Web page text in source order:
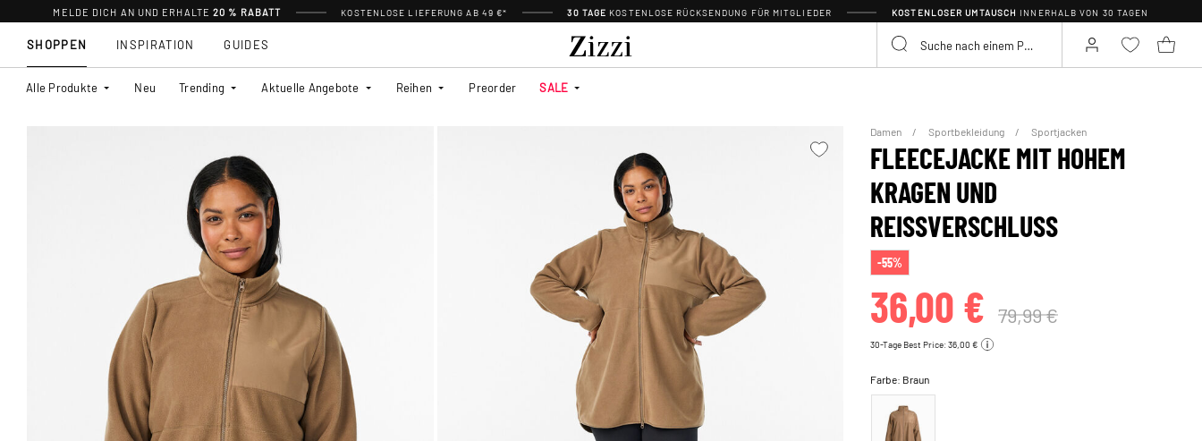
MELDE DICH AN UND ERHALTE20 % RABATT KOSTENLOSE LIEFERUNG AB 49 €* 30 TAGE KOSTENLOSE RÜCKSENDUNG FÜR MITGLIEDER KOSTENLOSER UMTAUSCH INNERHALB VON 30 TAGEN
SHOPPEN
Alle Produkte Neu Trending Aktuelle Angebote Reihen Preorder SALE
INSPIRATION GUIDES
Damen Sportbekleidung Sportjacken
FLEECEJACKE MIT HOHEM
KRAGEN UND
REISSVERSCHLUSS
-55%
36,00 € 79,99 €
30-Tage Best Price: 36,00 €
Farbe: Braun